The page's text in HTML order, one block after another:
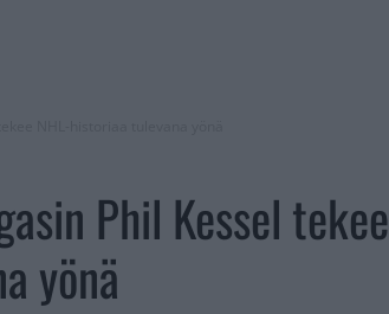
Phil Kessel tekee
yönä